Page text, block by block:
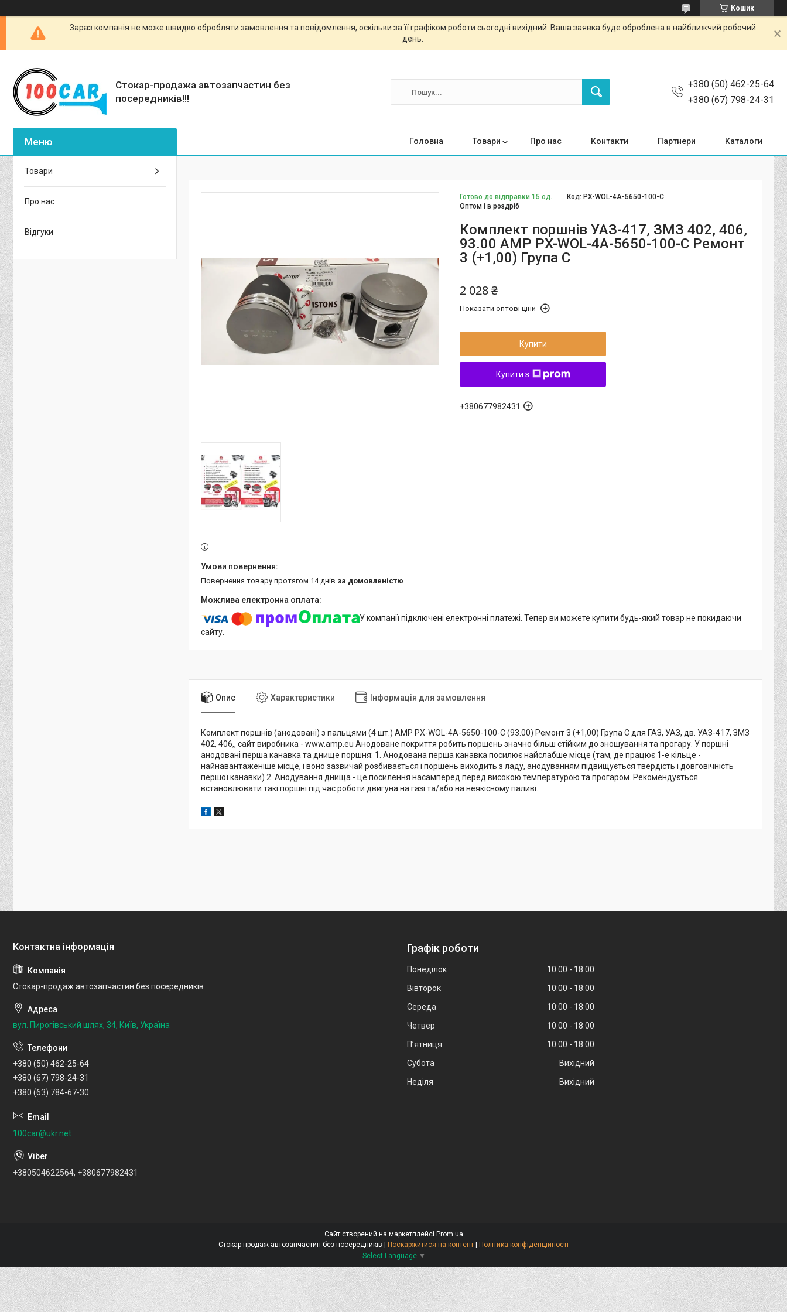
Кошик
Зараз компанія не може швидко обробляти замовлення та повідомлення, оскільки за її графіком роботи сьогодні вихідний. Ваша заявка буде оброблена в найближчий робочий
день.
Стокар-продажа автозапчастин без
посередників!!!
+380 (50) 462-25-64
+380 (67) 798-24-31
Головна Товари Про нас Контакти Партнери Каталоги
Готово до відправки 15 од.
Оптом і в роздріб
Код: PX-WOL-4A-5650-100-C
Комплект поршнів УАЗ-417, ЗМЗ 402, 406,
93.00 AMP PX-WOL-4A-5650-100-C Ремонт
3 (+1,00) Група С
2 028 ₴
Показати оптові ціни
Купити
Купити з
+380677982431
повернення товару протягом 14 днів за домовленістю
У компанії підключені електронні платежі. Тепер ви можете купити будь-який товар не покидаючи
сайту.
Опис Характеристики Інформація для замовлення
Комплект поршнів (анодовані) з пальцями (4 шт.) AMP PX-WOL-4A-5650-100-C (93.00) Ремонт 3 (+1,00) Група С для ГАЗ, УАЗ, дв. УАЗ-417, ЗМЗ
402, 406,, сайт виробника - www.amp.eu Анодоване покриття робить поршень значно більш стійким до зношування та прогару. У поршні
анодовані перша канавка та днище поршня: 1. Анодована перша канавка посилює найслабше місце (там, де працює 1-е кільце -
найнавантаженіше місце, і воно зазвичай розбивається і поршень виходить з ладу, анодуванням підвищується твердість і довговічність
першої канавки) 2. Анодування днища - це посилення насамперед перед високою температурою та прогаром. Рекомендується
встановлювати такі поршні під час роботи двигуна на газі та/або на неякісному паливі.
Товари
Про нас
Відгуки
Стокар-продаж автозапчастин без посередників
вул. Пирогівський шлях, 34, Київ, Україна
+380 (50) 462-25-64
+380 (67) 798-24-31
+380 (63) 784-67-30
100car@ukr.net
+380504622564, +380677982431
Графік роботи
Понеділок 10:00
18:00
Вівторок
10:00
18:00
Середа
10:00
18:00
Четвер
10:00
18:00
Пʼятниця
10:00
18:00
Субота
Вихідний
Неділя
Вихідний
Сайт створений на маркетплейсі Prom.ua
Поскаржитися на контент
Політика конфіденційності
Select Language ▼